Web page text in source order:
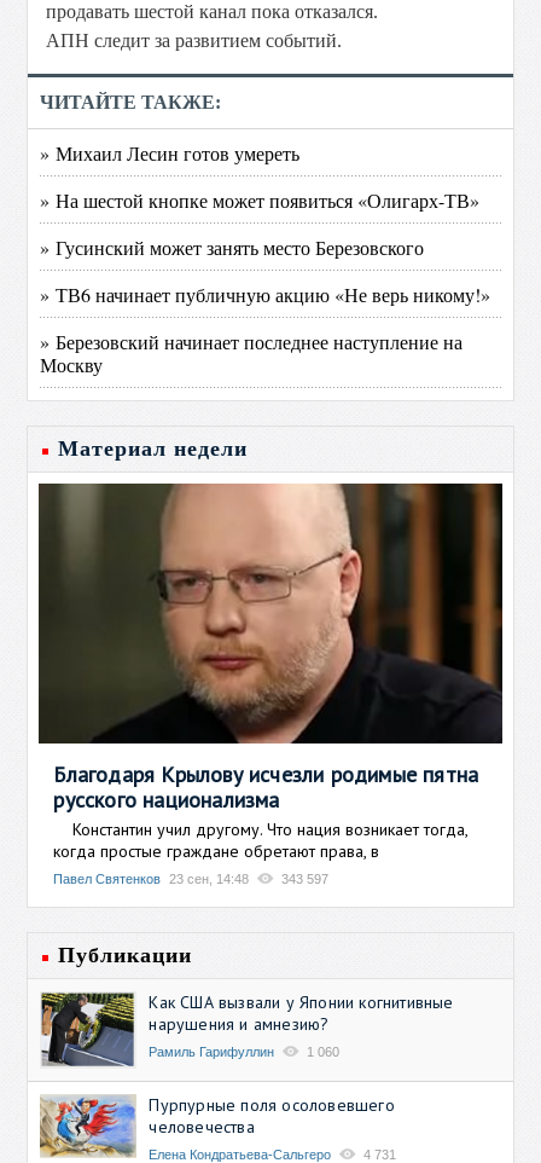
продавать шестой канал пока отказался.
АПН следит за развитием событий.
ЧИТАЙТЕ ТАКЖЕ:
» Михаил Лесин готов умереть
» На шестой кнопке может появиться «Олигарх-ТВ»
» Гусинский может занять место Березовского
» ТВ6 начинает публичную акцию «Не верь никому!»
» Березовский начинает последнее наступление на
Москву
Материал недели
Благодаря Крылову исчезли родимые пятна
русского национализма
Константин учил другому. Что нация возникает тогда,
когда простые граждане обретают права, в
Павел Святенков 23 сен, 14:48 343 597
Публикации
Как США вызвали у Японии когнитивные
нарушения и амнезию?
Рамиль Гарифуллин 1 060
Пурпурные поля осоловевшего
человечества
Елена Кондратьева-Сальгеро 4 731